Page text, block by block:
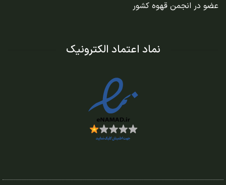
عضو در انجمن قهوه کشور
نماد اعتماد الکترونیک